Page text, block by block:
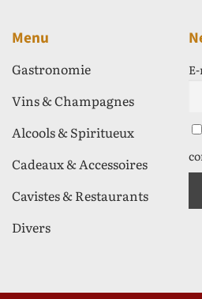
Menu
Gastronomie
Vins & Champagnes
Alcools & Spiritueux
Cadeaux & Accessoires
Cavistes & Restaurants
Divers